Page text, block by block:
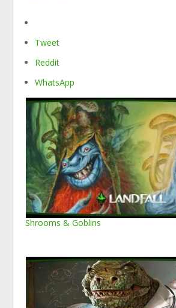
Tweet
Reddit
WhatsApp
Shrooms & Goblins